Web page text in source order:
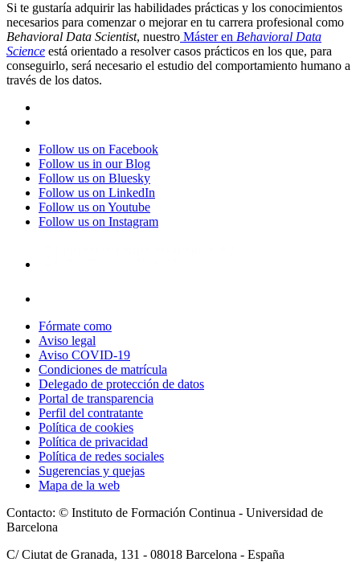
Si te gustaría adquirir las habilidades prácticas y los conocimientos
necesarios para comenzar o mejorar en tu carrera profesional como
Behavioral Data Scientist, nuestro Máster en Behavioral Data
Science está orientado a resolver casos prácticos en los que, para
conseguirlo, será necesario el estudio del comportamiento humano a
través de los datos.
Follow us on Facebook
Follow us in our Blog
Follow us on Bluesky
Follow us on LinkedIn
Follow us on Youtube
Follow us on Instagram
Fórmate como
Aviso legal
Aviso COVID-19
Condiciones de matrícula
Delegado de protección de datos
Portal de transparencia
Perfil del contratante
Política de cookies
Política de privacidad
Política de redes sociales
Sugerencias y quejas
Mapa de la web
Contacto: © Instituto de Formación Continua - Universidad de
Barcelona
C/ Ciutat de Granada, 131 - 08018 Barcelona - España